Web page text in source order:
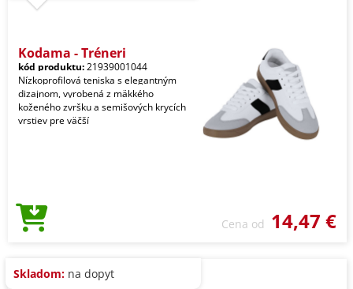
Kodama - Tréneri
kód produktu:21939001044
Nízkoprofilová teniska s elegantným
dizajnom, vyrobená z mäkkého
koženého zvršku a semišových krycích
vrstiev pre väčší
Cena od 14,47 €
Skladom: na dopyt